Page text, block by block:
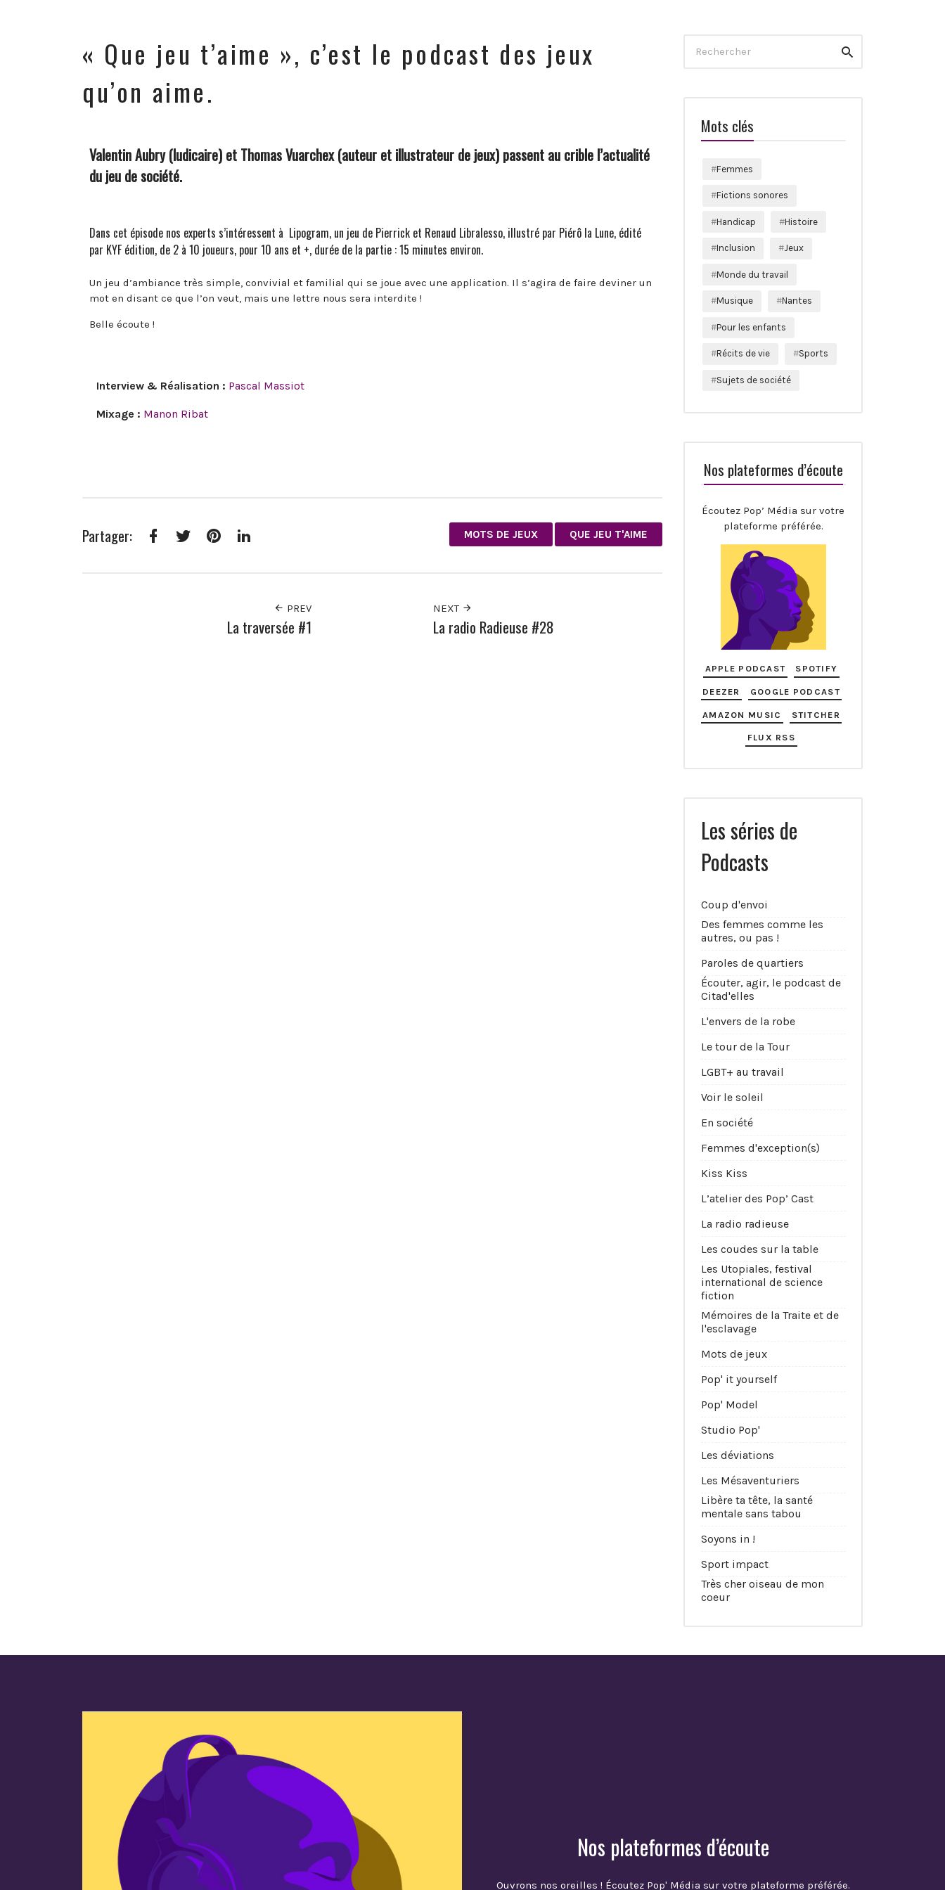
« Que jeu t’aime », c’est le podcast des jeux
qu’on aime.
Valentin Aubry (ludicaire) et Thomas Vuarchex (auteur et illustrateur de jeux) passent au crible l’actualité
du jeu de société.
Dans cet épisode nos experts s’intéressent à Lipogram, un jeu de Pierrick et Renaud Libralesso, illustré par Piérô la Lune, édité
par KYF édition, de 2 à 10 joueurs, pour 10 ans et +, durée de la partie : 15 minutes environ.
Un jeu d’ambiance très simple, convivial et familial qui se joue avec une application. Il s’agira de faire deviner un
mot en disant ce que l’on veut, mais une lettre nous sera interdite !
Belle écoute !
Interview & Réalisation : Pascal Massiot
Mixage : Manon Ribat
Partager: MOTS DE JEUX QUE JEU T'AIME
PREV
La traversée #1
NEXT
La radio Radieuse #28
for:
Rechercher
Mots clés
Femmes
Fictions sonores
Handicap Histoire
Inclusion Jeux
Monde du travail
Musique Nantes
Pour les enfants
Récits de vie Sports
Sujets de société
Nos plateformes d’écoute
Écoutez Pop’ Média sur votre
plateforme préférée.
APPLE PODCAST SPOTIFY
DEEZER GOOGLE PODCAST
AMAZON MUSIC STITCHER
FLUX RSS
Les séries de
Podcasts
Coup d'envoi
Des femmes comme les
autres, ou pas !
Paroles de quartiers
Écouter, agir, le podcast de
Citad'elles
L'envers de la robe
Le tour de la Tour
LGBT+ au travail
Voir le soleil
En société
Femmes d'exception(s)
Kiss Kiss
L’atelier des Pop’ Cast
La radio radieuse
Les coudes sur la table
Les Utopiales, festival
international de science
fiction
Mémoires de la Traite et de
l'esclavage
Mots de jeux
Pop' it yourself
Pop' Model
Studio Pop'
Les déviations
Les Mésaventuriers
Libère ta tête, la santé
mentale sans tabou
Soyons in !
Sport impact
Très cher oiseau de mon
coeur
Nos plateformes d’écoute
Ouvrons nos oreilles ! Écoutez Pop' Média sur votre plateforme préférée.